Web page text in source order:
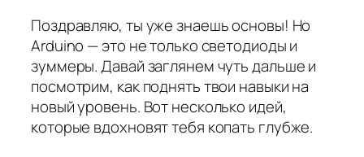
Поздравляю, ты уже знаешь основы! Но
Arduino — это не только светодиоды и
зуммеры. Давай заглянем чуть дальше и
посмотрим, как поднять твои навыки на
новый уровень. Вот несколько идей,
которые вдохновят тебя копать глубже.